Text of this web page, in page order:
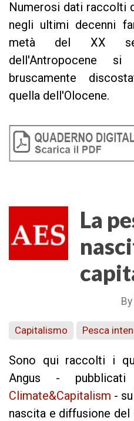
Numerosi dati raccolti
negli ultimi decenni
metà del XX
dell'Antropocene
bruscamente
quella dell'Olocene.
La
By
Capitalismo Pesca
Sono qui raccolti i
Angus -
Climate&Capitalism -
nascita e diffusione